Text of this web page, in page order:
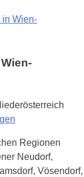
in Wien-
Regionen
Neudorf,
Vösendorf,